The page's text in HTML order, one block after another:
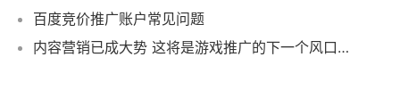
百度竞价推广账户常见问题
内容营销已成大势 这将是游戏推广的下一个风口？